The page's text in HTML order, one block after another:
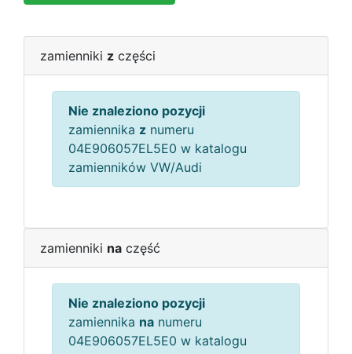
zamienniki z części
Nie znaleziono pozycji
zamiennika z numeru
04E906057EL5E0 w katalogu
zamienników VW/Audi
zamienniki na część
Nie znaleziono pozycji
zamiennika na numeru
04E906057EL5E0 w katalogu